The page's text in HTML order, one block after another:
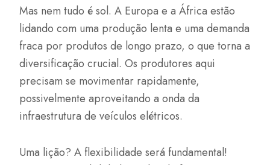
Mas nem tudo é sol. A Europa e a África estão
lidando com uma produção lenta e uma demanda
fraca por produtos de longo prazo, o que torna a
diversificação crucial. Os produtores aqui
precisam se movimentar rapidamente,
possivelmente aproveitando a onda da
infraestrutura de veículos elétricos.
Uma lição? A flexibilidade será fundamental!